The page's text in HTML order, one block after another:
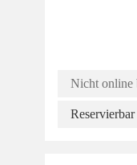
Nicht online
Reservierbar